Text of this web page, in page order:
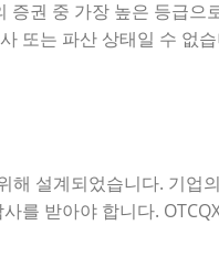
증권 중 가장 높은 등급
또는 파산 상태일 수 없
해 설계되었습니다. 기
를 받아야 합니다.